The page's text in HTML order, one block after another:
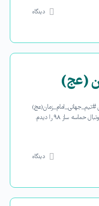
دیدگاه
(عج)
یک روز در سفری راننده اتوبوس تیم ملی فوتبال حماسه ساز ۹۸ را دیدم.
دیدگاه